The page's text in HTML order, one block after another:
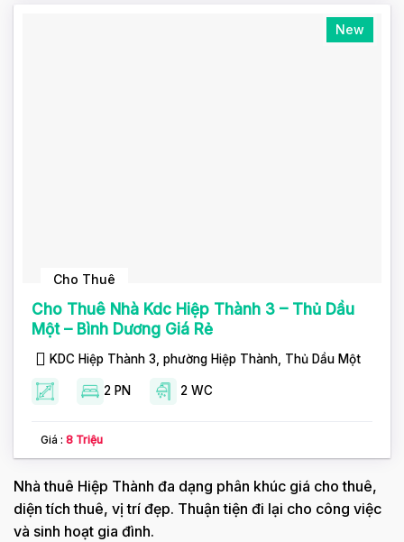
Cho Thuê
New
Cho Thuê Nhà Kdc Hiệp Thành 3 – Thủ Dầu
Một – Bình Dương Giá Rẻ
KDC Hiệp Thành 3, phường Hiệp Thành, Thủ Dầu Một
2 PN 2 WC
Giá : 8 Triệu
Nhà thuê Hiệp Thành đa dạng phân khúc giá cho thuê,
diện tích thuê, vị trí đẹp. Thuận tiện đi lại cho công việc
và sinh hoạt gia đình.